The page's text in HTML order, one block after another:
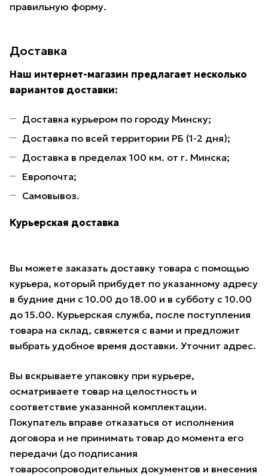
правильную форму.
Доставка
Наш интернет-магазин предлагает несколько
вариантов доставки:
Доставка курьером по городу Минску;
Доставка по всей территории РБ (1-2 дня);
Доставка в пределах 100 км. от г. Минска;
Европочта;
Самовывоз.
Курьерская доставка
Вы можете заказать доставку товара с помощью
курьера, который прибудет по указанному адресу
в будние дни с 10.00 до 18.00 и в субботу с 10.00
до 15.00. Курьерская служба, после поступления
товара на склад, свяжется с вами и предложит
выбрать удобное время доставки. Уточнит адрес.
Вы вскрываете упаковку при курьере,
осматриваете товар на целостность и
соответствие указанной комплектации.
Покупатель вправе отказаться от исполнения
договора и не принимать товар до момента его
передачи (до подписания
товаросопроводительных документов и внесения